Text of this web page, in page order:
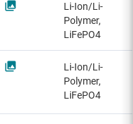
Li-Ion/Li-
Polymer,
LiFePO4
Li-Ion/Li-
Polymer,
LiFePO4